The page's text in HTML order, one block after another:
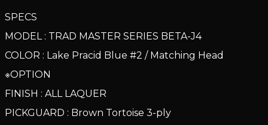
SPECS
MODEL : TRAD MASTER SERIES BETA-J4
COLOR : Lake Pracid Blue #2 / Matching Head
※OPTION
FINISH : ALL LAQUER
PICKGUARD : Brown Tortoise 3-ply